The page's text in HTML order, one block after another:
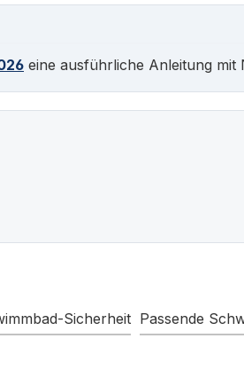
eine ausführliche Anleitung
Sicherheit Passende